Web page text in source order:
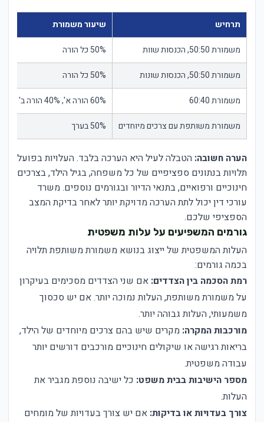
תרחיש שיעור משמורת
משמורת 50:50, הכנסות שוות 50% כל הורה
משמורת 50:50, הכנסות שונות 50% כל הורה
משמורת 60:40 60% הורה א', 40% הורה ב'
משמורת משותפת עם צרכים מיוחדים 50% בערך
הערה חשובה: הטבלה לעיל היא הערכה בלבד. העלויות בפועל
תלויות בנתונים ספציפיים של כל משפחה, בגיל הילד, בצרכים
חינוכיים ורפואיים, בתנאי הדיור ובגורמים נוספים. משרד
עורכי דין יכול לתת הערכה מדויקת יותר לאחר בדיקת המצב
הספציפי שלכם.
גורמים המשפיעים על עלות משפטית
העלות המשפטית של ייצוג בנושא משמורת משותפת תלויה
בכמה גורמים:
רמת הסכמה בין הצדדים: אם שני הצדדים מסכימים בעיקרון
על משמורת משותפת, העלות נמוכה יותר. אם יש סכסוך
משמעותי, העלות גבוהה יותר.
מורכבות המקרה: מקרים שיש בהם צרכים מיוחדים של הילד,
בריאות רגישה או שיקולים חינוכיים מורכבים דורשים יותר
עבודה משפטית.
מספר הישיבות בבית משפט: כל ישיבה נוספת מגביר את
העלות.
צורך בעדויות או בדיקות: אם יש צורך בעדויות של מומחים